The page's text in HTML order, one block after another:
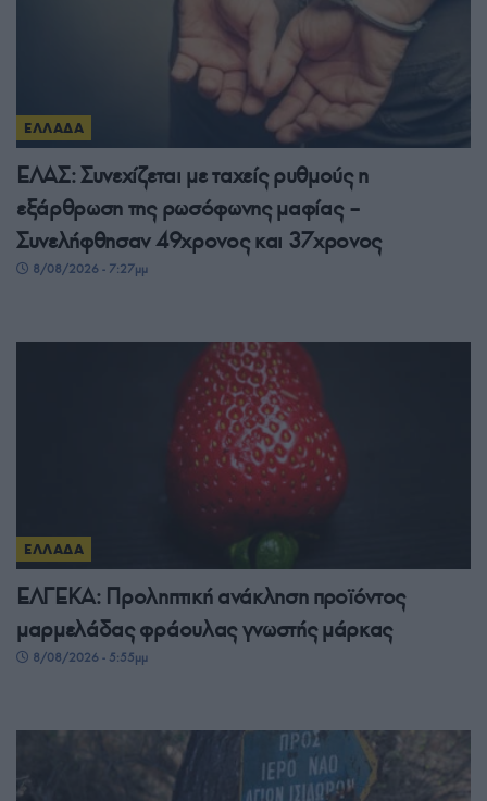
ΕΛΛΑΔΑ
ΕΛΑΣ: Συνεχίζεται με ταχείς ρυθμούς η
εξάρθρωση της ρωσόφωνης μαφίας –
Συνελήφθησαν 49χρονος και 37χρονος
8/08/2026 - 7:27μμ
ΕΛΛΑΔΑ
ΕΛΓΕΚΑ: Προληπτική ανάκληση προϊόντος
μαρμελάδας φράουλας γνωστής μάρκας
8/08/2026 - 5:55μμ